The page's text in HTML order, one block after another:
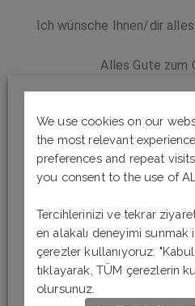
Ich wünsche Ihnen/dir
Alles Gute zum
Alles Gute
Almanca dil bilgisi
kavrayarak öğrenmek
online Almanca
We use cookies on our
the most relevant
preferences and repeat
you consent to the use of
Tercihlerinizi ve tekrar
en alakalı deneyimi
çerezler kullanıyoruz.
tıklayarak, TÜM çerezlerin
olursunuz.